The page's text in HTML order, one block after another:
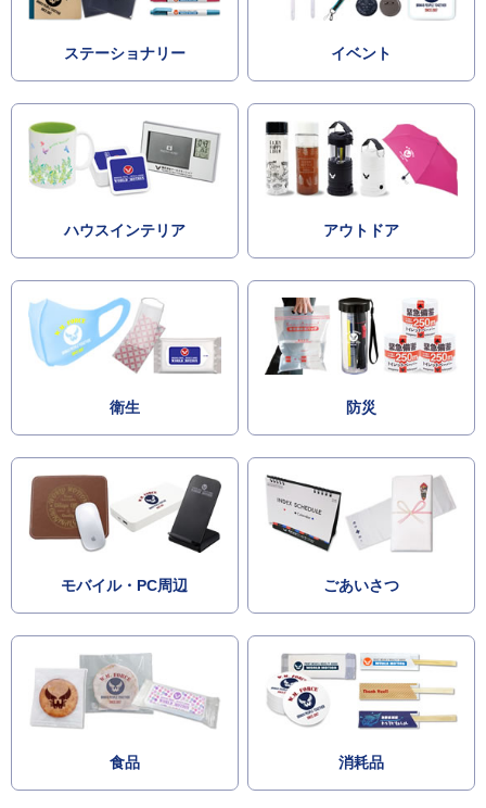
ステーショナリー イベント
ハウスインテリア アウトドア
衛生 防災
モバイル・PC周辺 ごあいさつ
食品 消耗品